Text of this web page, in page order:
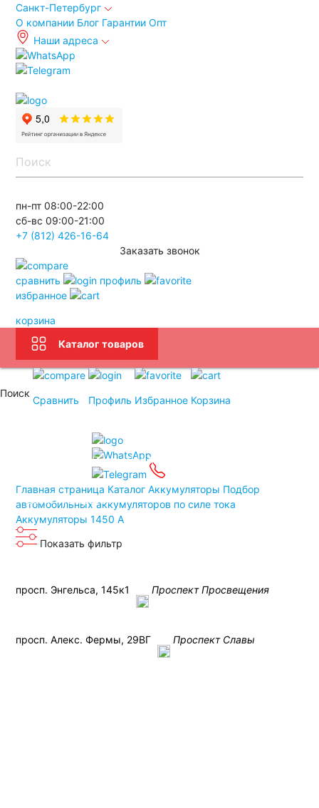
Санкт-Петербург
О компании Блог Гарантии Опт
Наши адреса
пн-пт 08:00-22:00
сб-вс 09:00-21:00
+7 (812) 426-16-64
Заказать звонок
сравнить
профиль
избранное
корзина
Каталог товаров
Услуги Бренды
Доставка Оплата
Прием Б/У АКБ
Санкт-Петербург
просп. Энгельса, 145к1 Проспект Просвещения
просп. Алекс. Фермы, 29ВГ Проспект Славы
Поиск
Сравнить Профиль Избранное Корзина
Главная страница Каталог Аккумуляторы Подбор
автомобильных аккумуляторов по силе тока
Аккумуляторы 1450 А
Показать фильтр